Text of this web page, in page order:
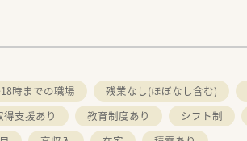
時までの職場 残業なし(ほぼなし含む)
支援あり 教育制度あり シフト制